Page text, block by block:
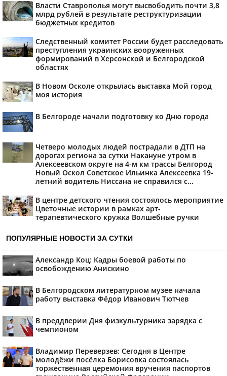
Власти Ставрополья могут высвободить почти 3,8
млрд рублей в результате реструктуризации
бюджетных кредитов
Следственный комитет России будет расследовать
преступления украинских вооруженных
формирований в Херсонской и Белгородской
областях
В Новом Осколе открылась выставка Мой город
моя история
В Белгороде начали подготовку ко Дню города
Четверо молодых людей пострадали в ДТП на
дорогах региона за сутки Накануне утром в
Алексеевском округе на 4-м км трассы Белгород
Новый Оскол Советское Ильинка Алексеевка 19-
летний водитель Ниссана не справился с...
В центре детского чтения состоялось мероприятие
Цветочные истории в рамках арт-
терапевтического кружка Волшебные ручки
ПОПУЛЯРНЫЕ НОВОСТИ ЗА СУТКИ
Александр Коц: Кадры боевой работы по
освобождению Анискино
В Белгородском литературном музее начала
работу выставка Фёдор Иванович Тютчев
В преддверии Дня физкультурника зарядка с
чемпионом
Владимир Переверзев: Сегодня в Центре
молодёжи посёлка Борисовка состоялась
торжественная церемония вручения паспортов